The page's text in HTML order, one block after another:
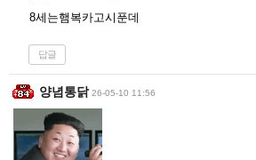
8세는햄복카고시푼데
답글
양념통닭 26-05-10 11:56